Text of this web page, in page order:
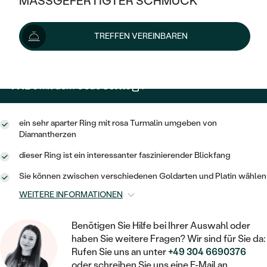
KLASSISCH
MEMOIRE
V-FORM
VINTAGE
VON HAND GRAVIERTE
MIT MEHREREN DIAMANTEN
HALO
VINTAGE
IM SET
AUSSERGEWÖHNLICH
GESTALTE EINEN RING
WÄHLE EINEN RING
DIAMANTEN ZUM EINFASSEN
AUSVERKAUF
WENN SCHMUCK HILFT
NACH TYP
ANHÄNGER / KETTEN
ARMBÄNDER
SCHMUCKSET
HERRENSCHMUCK
PLATIN
OHRSTECKER
CREOLEN
MINIMALISTISCHE
OHRHÄNGER
HERZ
GOLD
SILBER
ZUR GEBURT EINES KINDES
PERSONALISIERT
MIT STERNZEICHEN
MINIMALISTISCH
AUSVERKAUF
GOLD
SILBER
MINIMALISTISCHE
TREFFEN VEREINBAREN
1 269 €
Wir liefern den Schmuck innerhalb von 3 - 4 Wochen.
Lieferoptionen
1 142 €mit dem CodeSUN10 .
ein sehr aparter Ring mit rosa Turmalin umgeben von
Diamantherzen
dieser Ring ist ein interessanter faszinierender Blickfang
Sie können zwischen verschiedenen Goldarten und Platin wählen
WEITERE INFORMATIONEN
Benötigen Sie Hilfe bei Ihrer Auswahl oder
haben Sie weitere Fragen? Wir sind für Sie da:
Rufen Sie uns an unter+49 304 6690376